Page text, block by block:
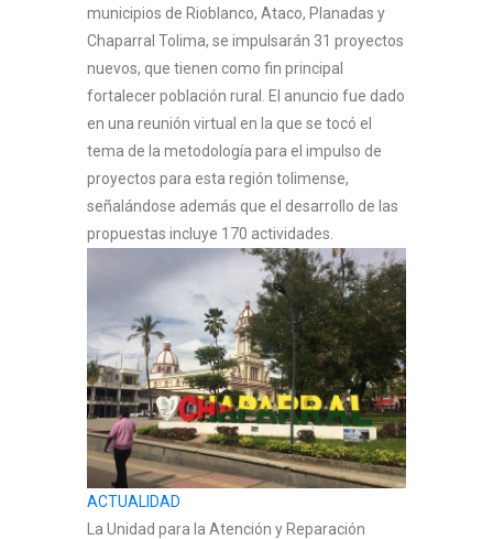
/central-pdet, a la cual se puede
acceder directamente haciendo clic
Por lo tanto, este sitio web
únicamente servirá como repositorio
de información previa al mes de julio
de 2026.
municipios de Rioblanco, Ataco, Planadas y
Chaparral Tolima, se impulsarán 31 proyectos
nuevos, que tienen como fin principal
fortalecer población rural. El anuncio fue dado
en una reunión virtual en la que se tocó el
tema de la metodología para el impulso de
proyectos para esta región tolimense,
señalándose además que el desarrollo de las
propuestas incluye 170 actividades.
ACTUALIDAD
La Unidad para la Atención y Reparación